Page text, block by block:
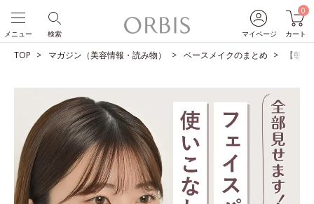
マイページ
0
カート
検索
メニュー
TOP マガジン（美容情報・読み物） ベースメイクのまとめ 【朝